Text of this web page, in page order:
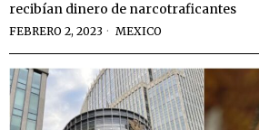
recibían dinero de narcotraficantes
FEBRERO 2, 2023 MEXICO